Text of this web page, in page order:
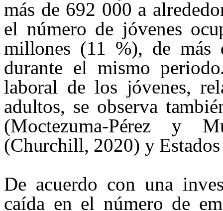
más de 692 000 a
el número de jóvenes
millones (11 %), de más
durante el mismo
laboral de los jóvenes,
adultos, se observa
(Moctezuma-Pérez y
(Churchill, 2020) y
De acuerdo con una
caída en el número de